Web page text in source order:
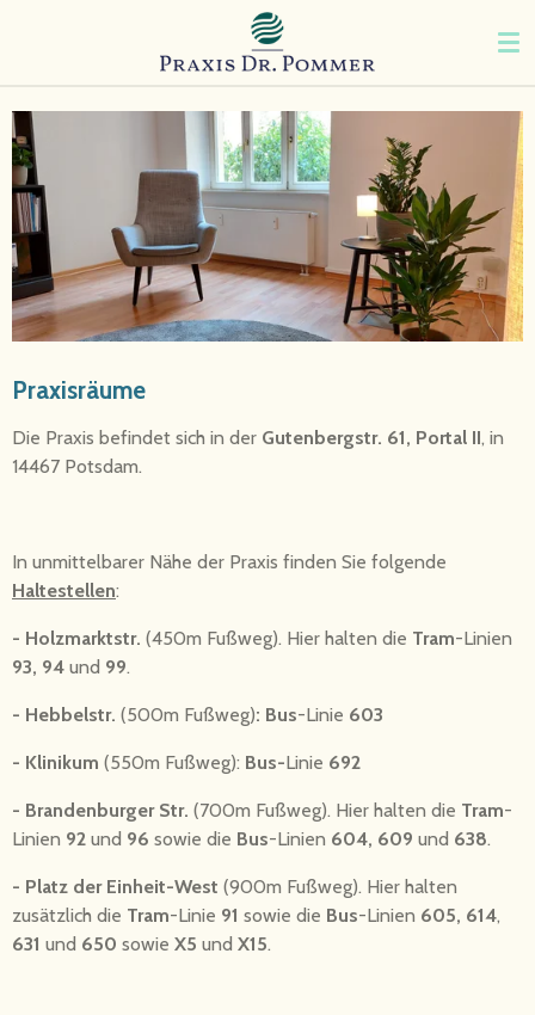
Praxisräume
Die Praxis befindet sich in der Gutenbergstr. 61, Portal II, in
14467 Potsdam.
In unmittelbarer Nähe der Praxis finden Sie folgende
Haltestellen:
- Holzmarktstr. (450m Fußweg). Hier halten die Tram-Linien
93, 94 und 99.
- Hebbelstr. (500m Fußweg): Bus-Linie 603
- Klinikum (550m Fußweg): Bus-Linie 692
- Brandenburger Str. (700m Fußweg). Hier halten die Tram-
Linien 92 und 96 sowie die Bus-Linien 604, 609 und 638.
- Platz der Einheit-West (900m Fußweg). Hier halten
zusätzlich die Tram-Linie 91 sowie die Bus-Linien 605, 614,
631 und 650 sowie X5 und X15.